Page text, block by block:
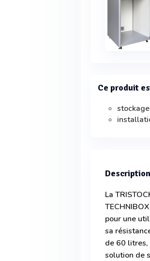
Ce produit
La
pour une
sa
de 60 litres,
solution de